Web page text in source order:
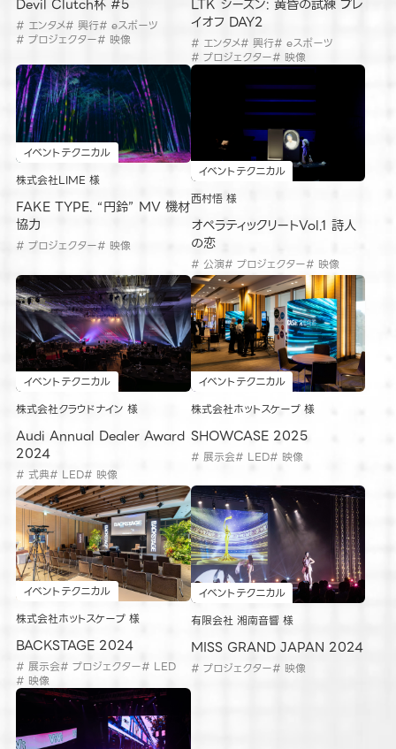
Devil Clutch杯 #5
# エンタメ# 興行# eスポーツ
# プロジェクター# 映像
LTK シーズン: 黄昏の試練 プレ
イオフ DAY2
# エンタメ# 興行# eスポーツ
# プロジェクター# 映像
イベントテクニカル
株式会社LIME 様
FAKE TYPE. “円鈴” MV 機材
協力
# プロジェクター# 映像
イベントテクニカル
西村悟 様
オペラティックリートVol.1 詩人
の恋
# 公演# プロジェクター# 映像
イベントテクニカル
株式会社クラウドナイン 様
Audi Annual Dealer Award
2024
# 式典# LED# 映像
イベントテクニカル
株式会社ホットスケープ 様
SHOWCASE 2025
# 展示会# LED# 映像
イベントテクニカル
株式会社ホットスケープ 様
BACKSTAGE 2024
# 展示会# プロジェクター# LED
# 映像
イベントテクニカル
有限会社 湘南音響 様
MISS GRAND JAPAN 2024
# プロジェクター# 映像